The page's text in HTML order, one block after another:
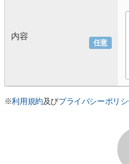
任意
内容
※利用規約及びプライバシーポリシ